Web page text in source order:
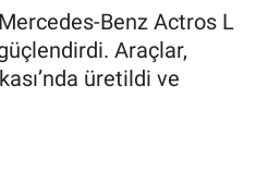
Benz Actros L
Araçlar,
üretildi ve